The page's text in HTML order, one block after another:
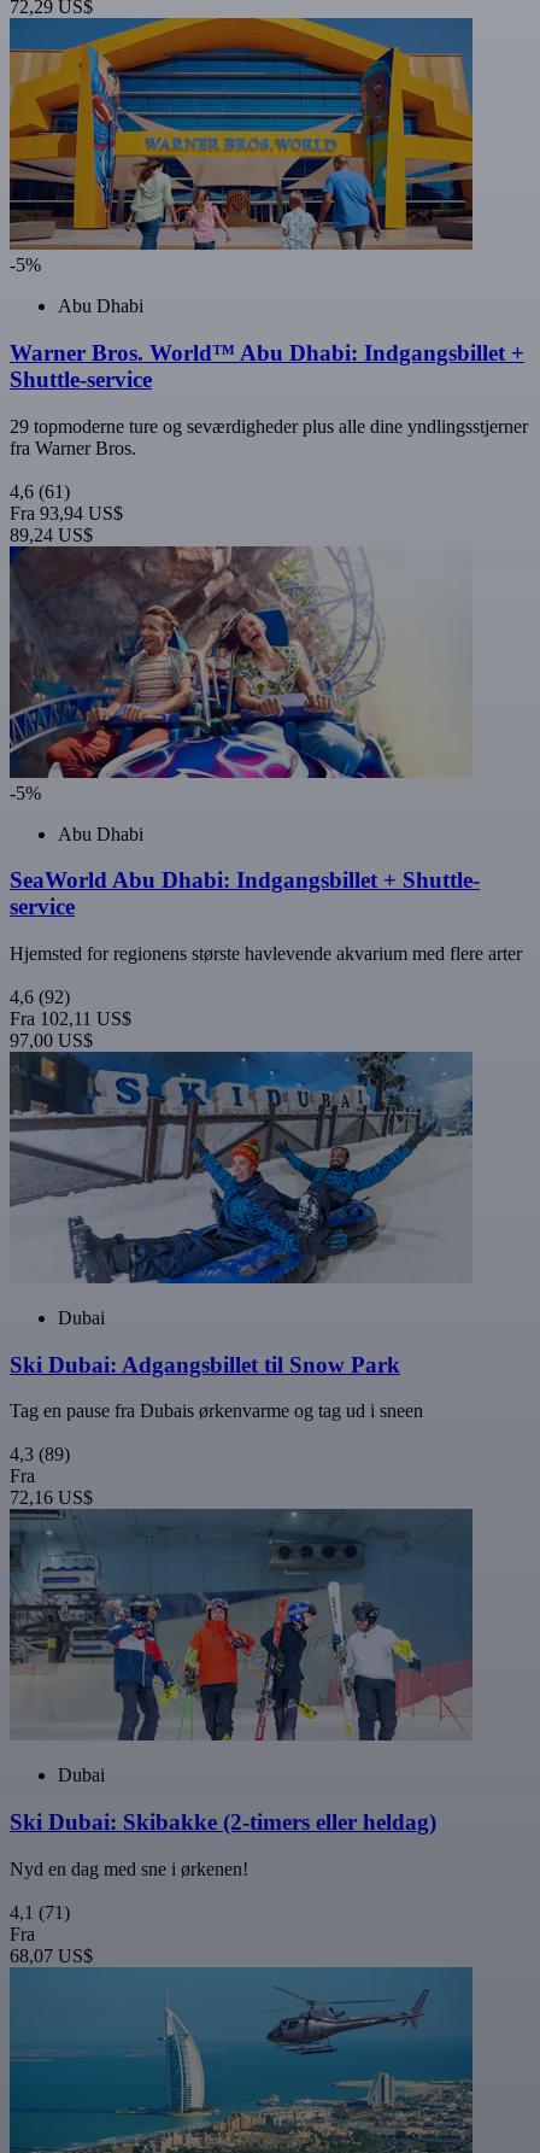
72,29 US$
-5%
Abu Dhabi
Warner Bros. World™ Abu Dhabi: Indgangsbillet +
Shuttle-service
29 topmoderne ture og seværdigheder plus alle dine yndlingsstjerner
fra Warner Bros.
4,6 (61)
Fra 93,94 US$
89,24 US$
-5%
Abu Dhabi
SeaWorld Abu Dhabi: Indgangsbillet + Shuttle-
service
Hjemsted for regionens største havlevende akvarium med flere arter
4,6 (92)
Fra 102,11 US$
97,00 US$
Dubai
Ski Dubai: Adgangsbillet til Snow Park
Tag en pause fra Dubais ørkenvarme og tag ud i sneen
4,3 (89)
Fra
72,16 US$
Dubai
Ski Dubai: Skibakke (2-timers eller heldag)
Nyd en dag med sne i ørkenen!
4,1 (71)
Fra
68,07 US$